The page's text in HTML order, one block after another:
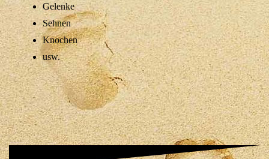
Gelenke
Sehnen
Knochen
usw.